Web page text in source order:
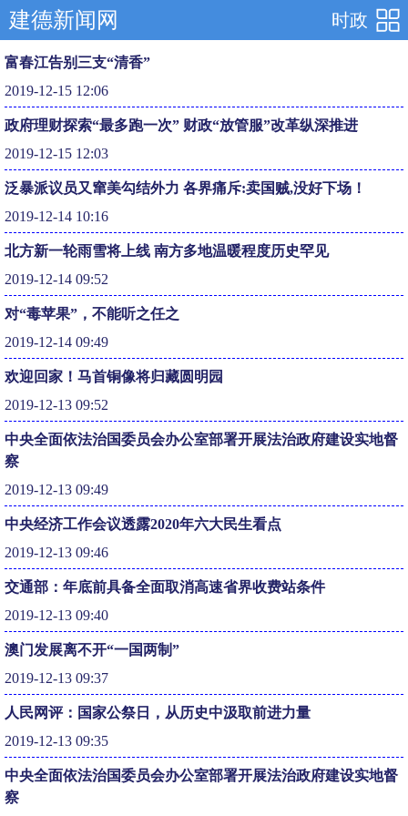
时政
建德新闻网
富春江告别三支“清香”
2019-12-15 12:06
政府理财探索“最多跑一次” 财政“放管服”改革纵深推进
2019-12-15 12:03
泛暴派议员又窜美勾结外力 各界痛斥:卖国贼,没好下场！
2019-12-14 10:16
北方新一轮雨雪将上线 南方多地温暖程度历史罕见
2019-12-14 09:52
对“毒苹果”，不能听之任之
2019-12-14 09:49
欢迎回家！马首铜像将归藏圆明园
2019-12-13 09:52
中央全面依法治国委员会办公室部署开展法治政府建设实地督
察
2019-12-13 09:49
中央经济工作会议透露2020年六大民生看点
2019-12-13 09:46
交通部：年底前具备全面取消高速省界收费站条件
2019-12-13 09:40
澳门发展离不开“一国两制”
2019-12-13 09:37
人民网评：国家公祭日，从历史中汲取前进力量
2019-12-13 09:35
中央全面依法治国委员会办公室部署开展法治政府建设实地督
察